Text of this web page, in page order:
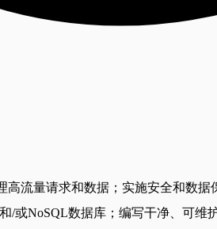
流量请求和数据；实施安全和数
或NoSQL数据库；编写干净、可维